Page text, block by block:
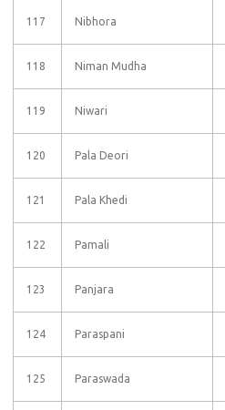
117 Nibhora
118 Niman Mudha
119 Niwari
120 Pala Deori
121 Pala Khedi
122 Pamali
123 Panjara
124 Paraspani
125 Paraswada